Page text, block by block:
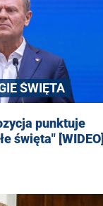
ŚWIĘTA
punktuje
święta" [WIDEO]